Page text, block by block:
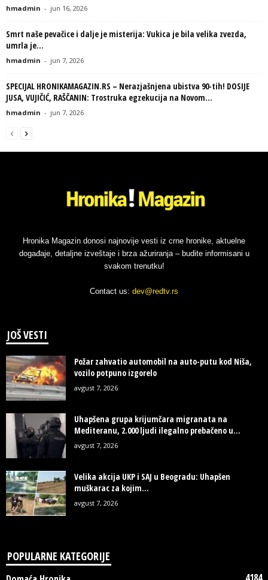
hmadmin - jun 16, 2026
Smrt naše pevačice i dalje je misterija: Vukica je bila velika zvezda,
umrla je...
hmadmin - jun 7, 2026
SPECIJAL HRONIKAMAGAZIN.RS – Nerazjašnjena ubistva 90-tih! DOSIJE
JUSA, VUJIČIĆ, RAŠČANIN: Trostruka egzekucija na Novom...
hmadmin - jun 7, 2026
Hronika Magazin donosi najnovije vesti iz crne hronike, aktuelne
događaje, detaljne izveštaje i brza ažuriranja – budite informisani u
svakom trenutku!
Contact us: dev@redtv.rs
JOŠ VESTI
Požar zahvatio automobil na auto-putu kod Niša,
vozilo potpuno izgorelo
avgust 7, 2026
Uhapšena grupa krijumčara migranata na
Mediteranu, 2.000 ljudi ilegalno prebačeno u...
avgust 7, 2026
Velika akcija UKP i SAJ u Beogradu: Uhapšen
muškarac za kojim...
avgust 7, 2026
POPULARNE KATEGORIJE